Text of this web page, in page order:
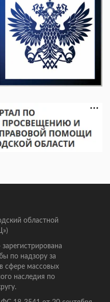
областной
по надзору за
сфере массовых
наследия по